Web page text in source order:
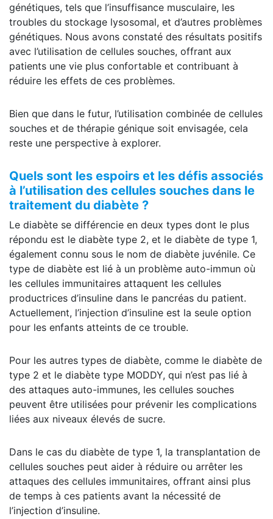
génétiques, tels que l’insuffisance musculaire, les
troubles du stockage lysosomal, et d’autres problèmes
génétiques. Nous avons constaté des résultats positifs
avec l’utilisation de cellules souches, offrant aux
patients une vie plus confortable et contribuant à
réduire les effets de ces problèmes.
Bien que dans le futur, l’utilisation combinée de cellules
souches et de thérapie génique soit envisagée, cela
reste une perspective à explorer.
Quels sont les espoirs et les défis associés
à l’utilisation des cellules souches dans le
traitement du diabète ?
Le diabète se différencie en deux types dont le plus
répondu est le diabète type 2, et le diabète de type 1,
également connu sous le nom de diabète juvénile. Ce
type de diabète est lié à un problème auto-immun où
les cellules immunitaires attaquent les cellules
productrices d’insuline dans le pancréas du patient.
Actuellement, l’injection d’insuline est la seule option
pour les enfants atteints de ce trouble.
Pour les autres types de diabète, comme le diabète de
type 2 et le diabète type MODDY, qui n’est pas lié à
des attaques auto-immunes, les cellules souches
peuvent être utilisées pour prévenir les complications
liées aux niveaux élevés de sucre.
Dans le cas du diabète de type 1, la transplantation de
cellules souches peut aider à réduire ou arrêter les
attaques des cellules immunitaires, offrant ainsi plus
de temps à ces patients avant la nécessité de
l’injection d’insuline.